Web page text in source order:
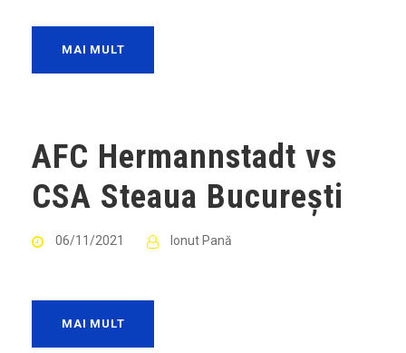
MAI MULT
AFC Hermannstadt vs
CSA Steaua Bucureşti
06/11/2021 Ionut Pană
MAI MULT